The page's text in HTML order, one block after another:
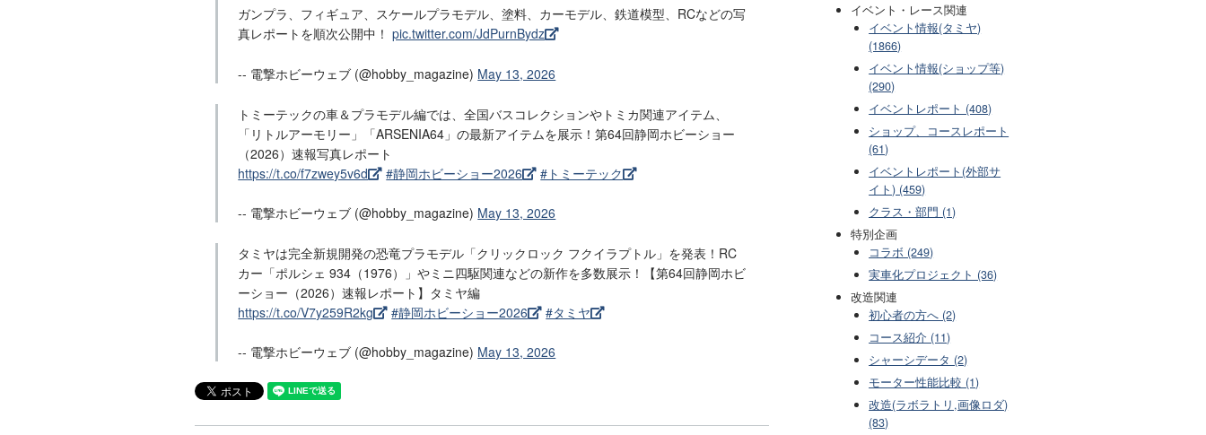
ガンプラ、フィギュア、スケールプラモデル、塗料、カーモデル、鉄道模型、RCなどの写
真レポートを順次公開中！pic.twitter.com/JdPurnBydz
-- 電撃ホビーウェブ (@hobby_magazine) May 13, 2026
トミーテックの車＆プラモデル編では、全国バスコレクションやトミカ関連アイテム、
「リトルアーモリー」「ARSENIA64」の最新アイテムを展示！第64回静岡ホビーショー
（2026）速報写真レポート
https://t.co/f7zwey5v6d
#静岡ホビーショー2026 #トミーテック
-- 電撃ホビーウェブ (@hobby_magazine) May 13, 2026
タミヤは完全新規開発の恐竜プラモデル「クリックロック フクイラプトル」を発表！RC
カー「ポルシェ 934（1976）」やミニ四駆関連などの新作を多数展示！【第64回静岡ホビ
ーショー（2026）速報レポート】タミヤ編
https://t.co/V7y259R2kg
#静岡ホビーショー2026 #タミヤ
-- 電撃ホビーウェブ (@hobby_magazine) May 13, 2026
イベント・レース関連
イベント情報(タミヤ)
(1866)
イベント情報(ショップ等)
(290)
イベントレポート (408)
ショップ、コースレポート
(61)
イベントレポート(外部サ
イト) (459)
クラス・部門 (1)
特別企画
コラボ (249)
実車化プロジェクト (36)
改造関連
初心者の方へ (2)
コース紹介 (11)
シャーシデータ (2)
モーター性能比較 (1)
改造(ラボラトリ,画像ロダ)
(83)